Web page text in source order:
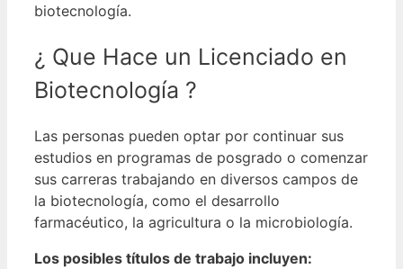
biotecnología.
¿ Que Hace un Licenciado en
Biotecnología ?
Las personas pueden optar por continuar sus
estudios en programas de posgrado o comenzar
sus carreras trabajando en diversos campos de
la biotecnología, como el desarrollo
farmacéutico, la agricultura o la microbiología.
Los posibles títulos de trabajo incluyen: